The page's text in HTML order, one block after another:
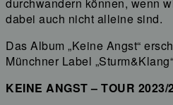
dabei auch nicht alleine sind.
Das Album „Keine Angst“
Münchner Label
KEINE ANGST – TOUR 2023/